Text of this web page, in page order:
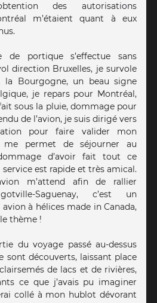
des autorisations
m’étaient quant à eux
de portique s’effectue sans
direction Bruxelles, je survole
la Bourgogne, un beau signe
je repars pour Montréal,
sous la pluie, dommage pour
de l’avion, je suis dirigé vers
pour faire valider mon
me permet de séjourner au
d’avoir fait tout ce
est rapide et très amical.
m’attend afin de rallier
Saguenay, c’est un
à hélices made in Canada,
thème !
du voyage passé au-dessus
sont découverts, laissant place
de lacs et de rivières,
ce que j’avais pu imaginer
collé à mon hublot dévorant